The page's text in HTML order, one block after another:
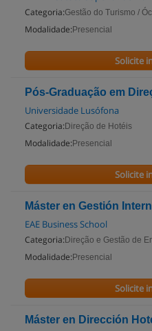
Categoria:Gestão do Turismo /
Modalidade: Presencial
Solicite
Pós-Graduação em
Universidade Lusófona
Categoria: Direção de Hotéis
Modalidade: Presencial
Solicite
Máster en Gestión
EAE Business School
Categoria: Direção e Gestão de
Modalidade: Presencial
Solicite
Máster en Dirección